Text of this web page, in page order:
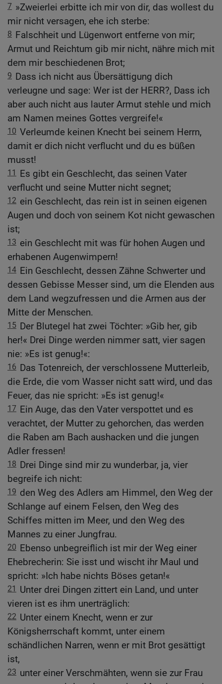
7 »Zweierlei erbitte ich mir von dir, das wollest du
mir nicht versagen, ehe ich sterbe:
8 Falschheit und Lügenwort entferne von mir;
Armut und Reichtum gib mir nicht, nähre mich mit
dem mir beschiedenen Brot;
9 Dass ich nicht aus Übersättigung dich
verleugne und sage: Wer ist der HERR?, Dass ich
aber auch nicht aus lauter Armut stehle und mich
am Namen meines Gottes vergreife!«
10 Verleumde keinen Knecht bei seinem Herrn,
damit er dich nicht verflucht und du es büßen
musst!
11
Es gibt ein Geschlecht, das seinen Vater
verflucht und seine Mutter nicht segnet;
12 ein Geschlecht, das rein ist in seinen eigenen
Augen und doch von seinem Kot nicht gewaschen
ist;
13 ein Geschlecht mit was für hohen Augen und
erhabenen Augenwimpern!
14 Ein Geschlecht, dessen Zähne Schwerter und
dessen Gebisse Messer sind, um die Elenden aus
dem Land wegzufressen und die Armen aus der
Mitte der Menschen.
15 Der Blutegel hat zwei Töchter: »Gib her, gib
her!« Drei Dinge werden nimmer satt, vier sagen
nie: »Es ist genug!«:
16 Das Totenreich, der verschlossene Mutterleib,
die Erde, die vom Wasser nicht satt wird, und das
Feuer, das nie spricht: »Es ist genug!«
17 Ein Auge, das den Vater verspottet und es
verachtet, der Mutter zu gehorchen, das werden
die Raben am Bach aushacken und die jungen
Adler fressen!
18 Drei Dinge sind mir zu wunderbar, ja, vier
begreife ich nicht:
19 den Weg des Adlers am Himmel, den Weg der
Schlange auf einem Felsen, den Weg des
Schiffes mitten im Meer, und den Weg des
Mannes zu einer Jungfrau.
20 Ebenso unbegreiflich ist mir der Weg einer
Ehebrecherin: Sie isst und wischt ihr Maul und
spricht: »Ich habe nichts Böses getan!«
21
Unter drei Dingen zittert ein Land, und unter
vieren ist es ihm unerträglich:
22 Unter einem Knecht, wenn er zur
Königsherrschaft kommt, unter einem
schändlichen Narren, wenn er mit Brot gesättigt
ist,
23 unter einer Verschmähten, wenn sie zur Frau